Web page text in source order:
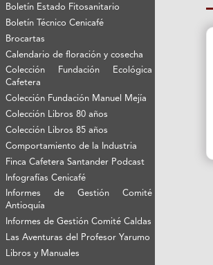
Boletín Estado Fitosanitario
Boletín Técnico Cenicafé
Brocartas
Calendario de floración y cosecha
Colección Fundación Ecológica
Cafetera
Colección Fundación Manuel Mejía
Colección Libros 80 años
Colección Libros 85 años
Comportamiento de la Industria
Finca Cafetera Santander Podcast
Infografías Cenicafé
Informes de Gestión Comité
Antioquía
Informes de Gestión Comité Caldas
Las Aventuras del Profesor Yarumo
Libros y Manuales